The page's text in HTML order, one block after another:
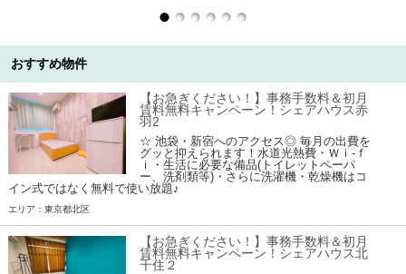
おすすめ物件
【お急ぎください！】事務手数料＆初月
賃料無料キャンペーン！シェアハウス赤
羽2
☆ 池袋・新宿へのアクセス◎ 毎月の出費を
グッと抑えられます！水道光熱費・Ｗｉ-ｆ
ｉ・生活に必要な備品(トイレットペーパ
ー、洗剤類等)・さらに洗濯機・乾燥機はコ
イン式ではなく無料で使い放題♪
エリア：東京都北区
【お急ぎください！】事務手数料＆初月
賃料無料キャンペーン！シェアハウス北
千住２